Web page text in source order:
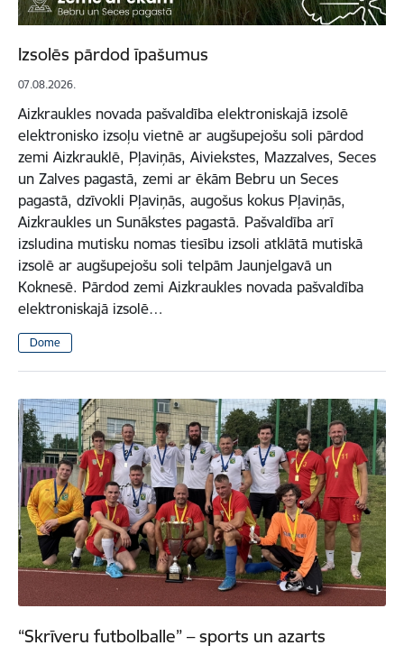
Izsolēs pārdod īpašumus
07.08.2026.
Aizkraukles novada pašvaldība elektroniskajā izsolē
elektronisko izsoļu vietnē ar augšupejošu soli pārdod
zemi Aizkrauklē, Pļaviņās, Aiviekstes, Mazzalves, Seces
un Zalves pagastā, zemi ar ēkām Bebru un Seces
pagastā, dzīvokli Pļaviņās, augošus kokus Pļaviņās,
Aizkraukles un Sunākstes pagastā. Pašvaldība arī
izsludina mutisku nomas tiesību izsoli atklātā mutiskā
izsolē ar augšupejošu soli telpām Jaunjelgavā un
Koknesē. Pārdod zemi Aizkraukles novada pašvaldība
elektroniskajā izsolē…
Dome
“Skrīveru futbolballe” – sports un azarts